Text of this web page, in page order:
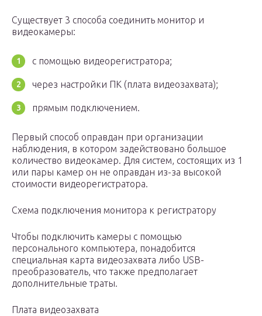
Существует 3 способа соединить монитор и
видеокамеры:
с помощью видеорегистратора;
через настройки ПК (плата видеозахвата);
прямым подключением.
Первый способ оправдан при организации
наблюдения, в котором задействовано большое
количество видеокамер. Для систем, состоящих из 1
или пары камер он не оправдан из-за высокой
стоимости видеорегистратора.
Схема подключения монитора к регистратору
Чтобы подключить камеры с помощью
персонального компьютера, понадобится
специальная карта видеозахвата либо USB-
преобразователь, что также предполагает
дополнительные траты.
Плата видеозахвата